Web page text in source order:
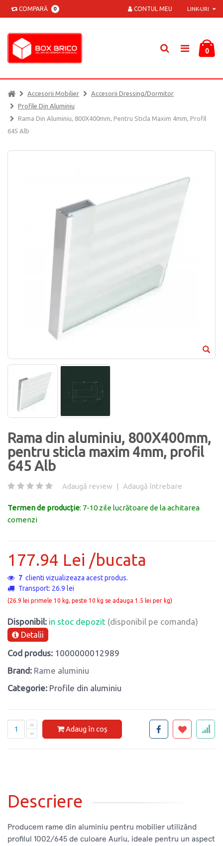
COMPARĂ 0 LINK-URI
CONTUL MEU
0
Accesorii Mobilier
Accesorii Dressing/dormitor
Profile Din Aluminiu
Rama Din Aluminiu, 800X400mm, Pentru Sticla Maxim 4mm, Profil
645 Alb
Rama din aluminiu, 800X400mm,
pentru sticla maxim 4mm, profil
645 Alb
Adaugă review | Adaugă întrebare
Termen de producție: 7-10 zile lucrătoare de la achitarea
comenzi
177.94 Lei /bucata
7 clienti vizualizeaza acest produs.
Transport: 26.9 lei
(26.9 lei primele 10 kg, peste 10 kg se adauga 1.5 lei per kg)
Disponibil: in stoc depozit (disponibil pe comanda)
Detalii
Cod produs: 1000000012989
Brand: Rame aluminiu
Categorie: Profile din aluminiu
Adaug în coș
Descriere
Producem rame din aluminiu pentru mobilier utilizând
profilul 1002/645 de culoare Auriu, ideale pentru un aspect